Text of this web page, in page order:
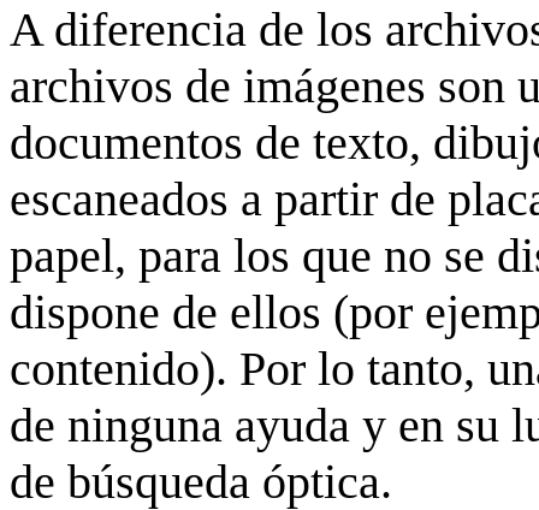
A diferencia de los
archivos de imágenes son
documentos de texto,
escaneados a partir de
papel, para los que no se
dispone de ellos (por
contenido). Por lo tanto,
de ninguna ayuda y en su
de búsqueda óptica.